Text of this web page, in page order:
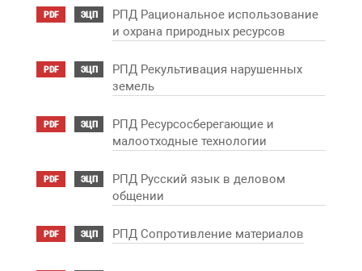
PDF ЭЦП
РПД Рациональное использование
и охрана природных ресурсов
PDF ЭЦП
РПД Рекультивация нарушенных
земель
PDF ЭЦП
РПД Ресурсосберегающие и
малоотходные технологии
PDF ЭЦП
РПД Русский язык в деловом
общении
PDF ЭЦП РПД Сопротивление материалов